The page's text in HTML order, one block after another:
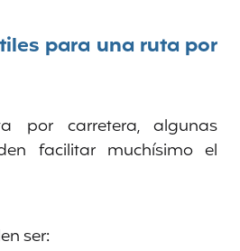
para una ruta por
por carretera, algunas
facilitar muchísimo el
ser: